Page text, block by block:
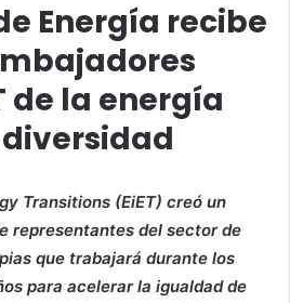
Energía recibe
de la energía
Transitions (EiET) creó un
representantes del sector de
que trabajará durante los
para acelerar la igualdad de